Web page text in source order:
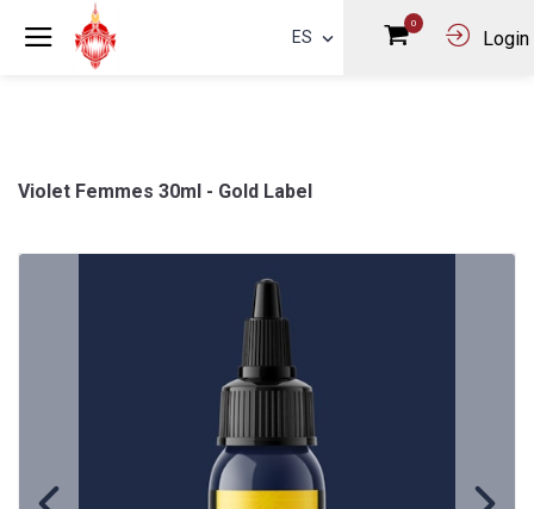
ES
0
Login
Violet Femmes 30ml - Gold Label